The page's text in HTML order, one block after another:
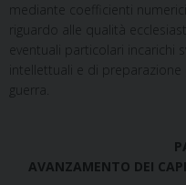
mediante coefficienti
riguardo alle qualità
eventuali particolari incarichi
intellettuali e di
guerra.
AVANZAMENTO DEI